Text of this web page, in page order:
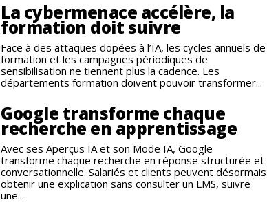
La cybermenace accélère, la
formation doit suivre
Face à des attaques dopées à l’IA, les cycles annuels de
formation et les campagnes périodiques de
sensibilisation ne tiennent plus la cadence. Les
départements formation doivent pouvoir transformer...
Google transforme chaque
recherche en apprentissage
Avec ses Aperçus IA et son Mode IA, Google
transforme chaque recherche en réponse structurée et
conversationnelle. Salariés et clients peuvent désormais
obtenir une explication sans consulter un LMS, suivre
une...